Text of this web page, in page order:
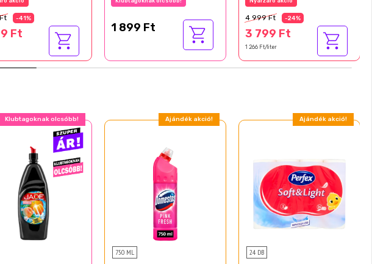
-41%
Ft 1 899 Ft
4 999 Ft -24%
3 799 Ft
1 266 Ft/liter
Klubtagoknak olcsóbb! Ajándék akció!
750 ML
Ajándék akció!
24 DB